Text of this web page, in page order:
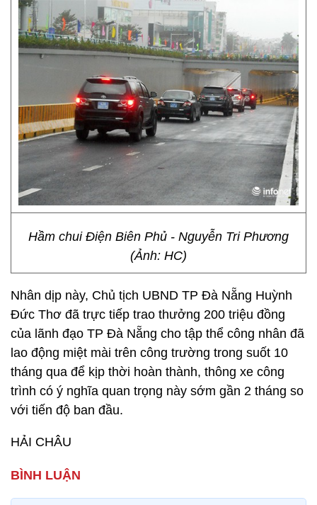
Hầm chui Điện Biên Phủ - Nguyễn Tri Phương
(Ảnh: HC)
Nhân dịp này, Chủ tịch UBND TP Đà Nẵng Huỳnh
Đức Thơ đã trực tiếp trao thưởng 200 triệu đồng
của lãnh đạo TP Đà Nẵng cho tập thể công nhân đã
lao động miệt mài trên công trường trong suốt 10
tháng qua để kịp thời hoàn thành, thông xe công
trình có ý nghĩa quan trọng này sớm gần 2 tháng so
với tiến độ ban đầu.
HẢI CHÂU